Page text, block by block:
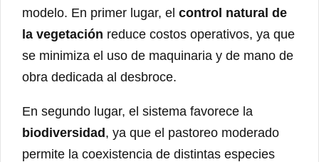
modelo. En primer lugar, el control natural de
la vegetación reduce costos operativos, ya que
se minimiza el uso de maquinaria y de mano de
obra dedicada al desbroce.
En segundo lugar, el sistema favorece la
biodiversidad, ya que el pastoreo moderado
permite la coexistencia de distintas especies